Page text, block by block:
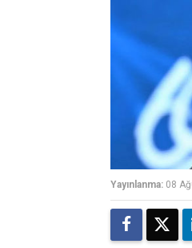
Yayınlanma: 08